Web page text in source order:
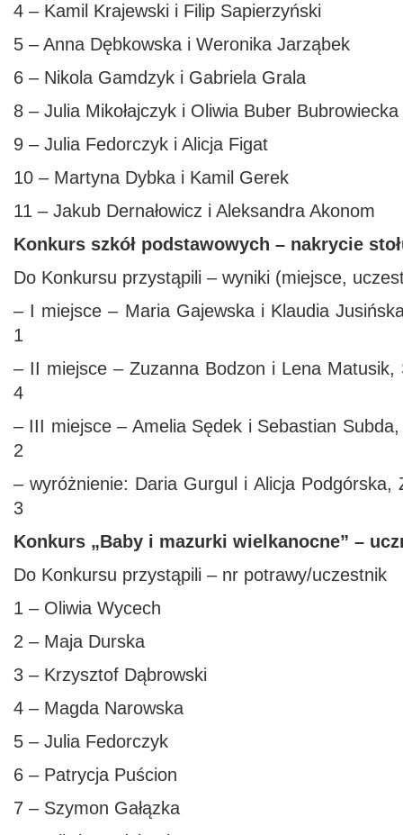
4 – Kamil Krajewski i Filip Sapierzyński
5 – Anna Dębkowska i Weronika Jarząbek
6 – Nikola Gamdzyk i Gabriela Grala
8 – Julia Mikołajczyk i Oliwia Buber Bubrowiecka
9 – Julia Fedorczyk i Alicja Figat
10 – Martyna Dybka i Kamil Gerek
11 – Jakub Dernałowicz i Aleksandra Akonom
Konkurs szkół podstawowych – nakrycie
Do Konkursu przystąpili – wyniki (miejsce,
– I miejsce – Maria Gajewska i Klaudia
1
– II miejsce – Zuzanna Bodzon i Lena
4
– III miejsce – Amelia Sędek i Sebastian
2
– wyróżnienie: Daria Gurgul i Alicja Podgórska,
3
Konkurs „Baby i mazurki wielkanocne” –
Do Konkursu przystąpili – nr potrawy/uczestnik
1 – Oliwia Wycech
2 – Maja Durska
3 – Krzysztof Dąbrowski
4 – Magda Narowska
5 – Julia Fedorczyk
6 – Patrycja Puścion
7 – Szymon Gałązka